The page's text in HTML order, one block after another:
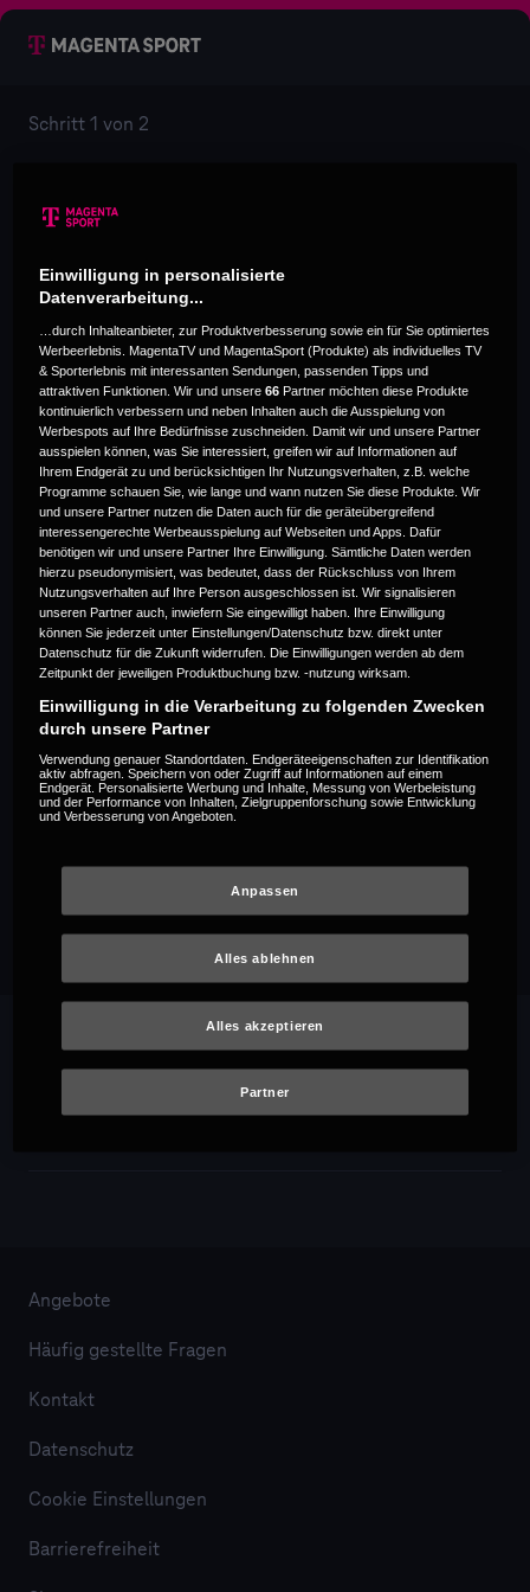
Schritt 1 von 2
Ja, habe ich.
Ich habe keinen Telekom Vertrag.
Dein Monatsabo
19,95 €
mtl.
Flexible Laufzeit
Für alleohneMagentaTV Vertrag
Angebote
Häufig gestellte Fragen
Kontakt
Datenschutz
Cookie Einstellungen
Barrierefreiheit
Einwilligung in personalisierte
Datenverarbeitung...
…durch Inhalteanbieter, zur Produktverbesserung sowie ein für Sie optimiertes
Werbeerlebnis. MagentaTV und MagentaSport (Produkte) als individuelles TV
& Sporterlebnis mit interessanten Sendungen, passenden Tipps und
attraktiven Funktionen. Wir und unsere66 Partner möchten diese Produkte
kontinuierlich verbessern und neben Inhalten auch die Ausspielung von
Werbespots auf Ihre Bedürfnisse zuschneiden. Damit wir und unsere Partner
ausspielen können, was Sie interessiert, greifen wir auf Informationen auf
Ihrem Endgerät zu und berücksichtigen Ihr Nutzungsverhalten, z.B. welche
Programme schauen Sie, wie lange und wann nutzen Sie diese Produkte. Wir
und unsere Partner nutzen die Daten auch für die geräteübergreifend
interessengerechte Werbeausspielung auf Webseiten und Apps. Dafür
benötigen wir und unsere Partner Ihre Einwilligung. Sämtliche Daten werden
hierzu pseudonymisiert, was bedeutet, dass der Rückschluss von Ihrem
Nutzungsverhalten auf Ihre Person ausgeschlossen ist. Wir signalisieren
unseren Partner auch, inwiefern Sie eingewilligt haben. Ihre Einwilligung
können Sie jederzeit unter Einstellungen/Datenschutz bzw. direkt unter
Datenschutz für die Zukunft widerrufen. Die Einwilligungen werden ab dem
Zeitpunkt der jeweiligen Produktbuchung bzw. -nutzung wirksam.
Einwilligung in die Verarbeitung zu folgenden Zwecken
durch unsere Partner
Verwendung genauer Standortdaten. Endgeräteeigenschaften zur Identifikation
aktiv abfragen. Speichern von oder Zugriff auf Informationen auf einem
Endgerät. Personalisierte Werbung und Inhalte, Messung von Werbeleistung
und der Performance von Inhalten, Zielgruppenforschung sowie Entwicklung
und Verbesserung von Angeboten.
Anpassen
Alles ablehnen
Alles akzeptieren
Partner